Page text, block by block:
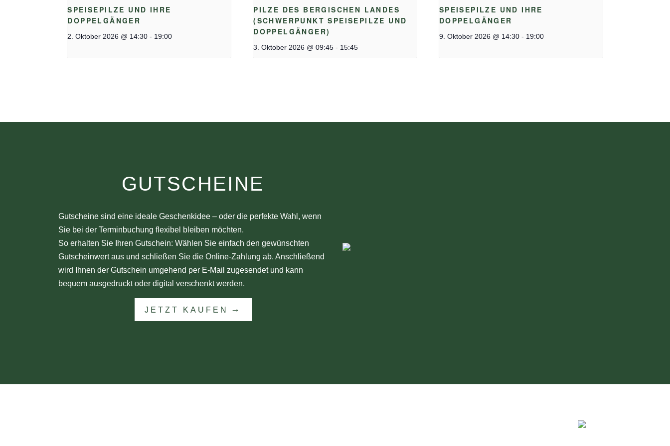
SPEISEPILZE UND IHRE
DOPPELGÄNGER
2. Oktober 2026 @ 14:30 - 19:00
PILZE DES BERGISCHEN LANDES
(SCHWERPUNKT SPEISEPILZE UND
DOPPELGÄNGER)
3. Oktober 2026 @ 09:45 - 15:45
SPEISEPILZE UND IHRE
DOPPELGÄNGER
9. Oktober 2026 @ 14:30 - 19:00
GUTSCHEINE
Gutscheine sind eine ideale Geschenkidee – oder die perfekte Wahl, wenn
Sie bei der Terminbuchung flexibel bleiben möchten.
So erhalten Sie Ihren Gutschein: Wählen Sie einfach den gewünschten
Gutscheinwert aus und schließen Sie die Online-Zahlung ab. Anschließend
wird Ihnen der Gutschein umgehend per E-Mail zugesendet und kann
bequem ausgedruckt oder digital verschenkt werden.
JETZT KAUFEN